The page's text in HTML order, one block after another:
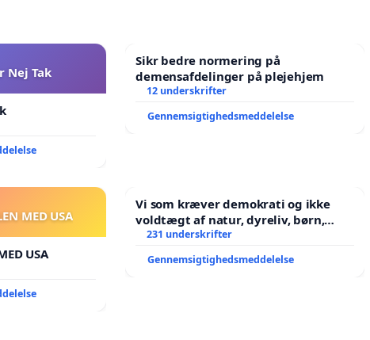
Nej Tak
Sikr bedre normering på
demensafdelinger på plejehjem
12 underskrifter
Gennemsigtighedsmeddelelse
MED USA
USA
Vi som kræver demokrati og ikke
voldtægt af natur, dyreliv, børn,
unge Borgene har sagt NEJ i mange
231 underskrifter
Gennemsigtighedsmeddelelse